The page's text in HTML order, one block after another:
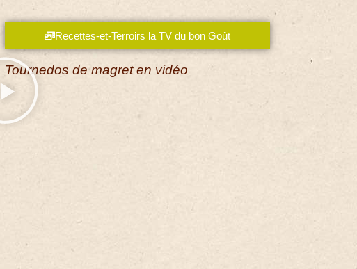
Recettes-et-Terroirs la TV du bon Goût
Tournedos de magret en vidéo